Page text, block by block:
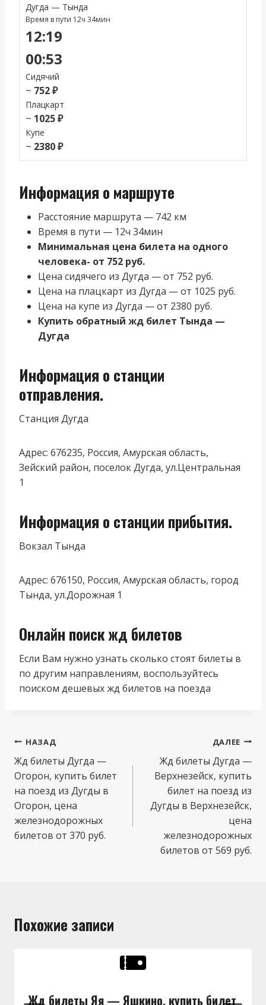
Дугда — Тында
Время в пути 12ч 34мин
12:19
00:53
Сидячий
~ 752 ₽
Плацкарт
~ 1025 ₽
Купе
~ 2380 ₽
Информация о маршруте
Расстояние маршрута — 742 км
Время в пути — 12ч 34мин
Минимальная цена билета на одного
человека- от 752 руб.
Цена сидячего из Дугда — от 752 руб.
Цена на плацкарт из Дугда — от 1025 руб.
Цена на купе из Дугда — от 2380 руб.
Купить обратный жд билет Тында —
Дугда
Информация о станции
отправления.
Станция Дугда
Адрес: 676235, Россия, Амурская область,
Зейский район, поселок Дугда, ул.Центральная
1
Информация о станции прибытия.
Вокзал Тында
Адрес: 676150, Россия, Амурская область, город
Тында, ул.Дорожная 1
Онлайн поиск жд билетов
Если Вам нужно узнать сколько стоят билеты в
по другим направлениям, воспользуйтесь
поиском дешевых жд билетов на поезда
Навигация
по
записям
НАЗАД
Жд билеты Дугда —
Огорон, купить билет
на поезд из Дугды в
Огорон, цена
железнодорожных
билетов от 370 руб.
ДАЛЕЕ
Жд билеты Дугда —
Верхнезейск, купить
билет на поезд из
Дугды в Верхнезейск,
цена
железнодорожных
билетов от 569 руб.
Похожие записи
Жд билеты Яя — Яшкино, купить билет